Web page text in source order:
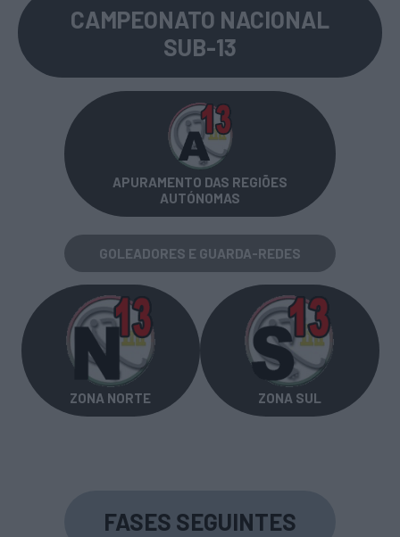
CAMPEONATO NACIONAL
SUB-13
APURAMENTO DAS REGIÕES
AUTÓNOMAS
GOLEADORES E GUARDA-REDES
ZONA NORTE ZONA SUL
FASES SEGUINTES